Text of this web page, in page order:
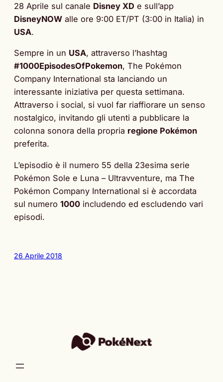
28 Aprile sul canale Disney XD e sull’app
DisneyNOW alle ore 9:00 ET/PT (3:00 in Italia) in
USA.
Sempre in un USA, attraverso l’hashtag
#1000EpisodesOfPokemon, The Pokémon
Company International sta lanciando un
interessante iniziativa per questa settimana.
Attraverso i social, si vuol far riaffiorare un senso
nostalgico, invitando gli utenti a pubblicare la
colonna sonora della propria regione Pokémon
preferita.
L’episodio è il numero 55 della 23esima serie
Pokémon Sole e Luna – Ultravventure, ma The
Pokémon Company International si è accordata
sul numero 1000 includendo ed escludendo vari
episodi.
26 Aprile 2018